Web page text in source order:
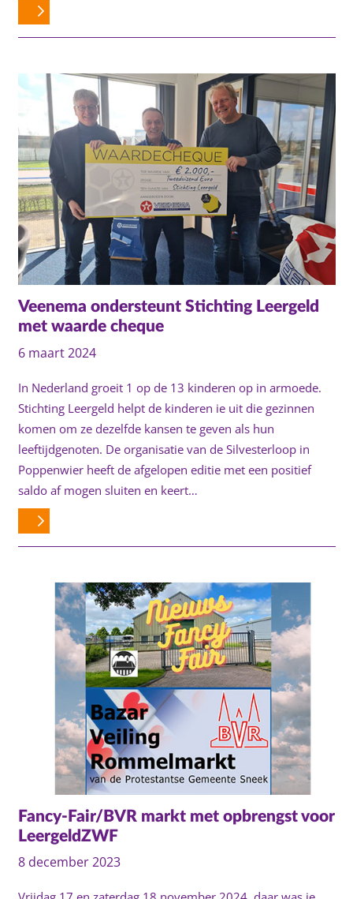
Veenema ondersteunt Stichting Leergeld
met waarde cheque
6 maart 2024
In Nederland groeit 1 op de 13 kinderen op in armoede.
Stichting Leergeld helpt de kinderen ie uit die gezinnen
komen om ze dezelfde kansen te geven als hun
leeftijdgenoten. De organisatie van de Silvesterloop in
Poppenwier heeft de afgelopen editie met een positief
saldo af mogen sluiten en keert…
Fancy-Fair/BVR markt met opbrengst voor
LeergeldZWF
8 december 2023